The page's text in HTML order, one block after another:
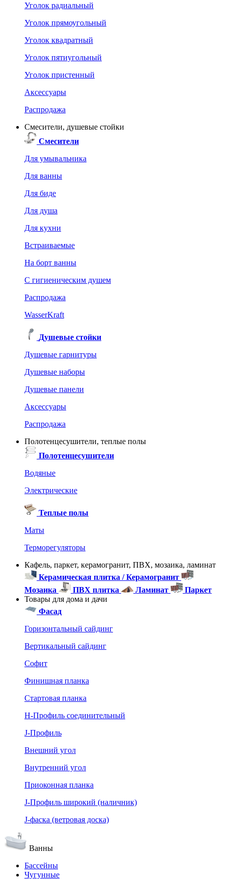
Уголок радиальный
Уголок прямоугольный
Уголок квадратный
Уголок пятиугольный
Уголок пристенный
Аксессуары
Распродажа
Смесители, душевые стойки
Смесители
Для умывальника
Для ванны
Для биде
Для душа
Для кухни
Встраиваемые
На борт ванны
C гигиеническим душем
Распродажа
WasserKraft
Душевые стойки
Душевые гарнитуры
Душевые наборы
Душевые панели
Аксессуары
Распродажа
Полотенцесушители, теплые полы
Полотенцесушители
Водяные
Электрические
Теплые полы
Маты
Терморегуляторы
Кафель, паркет, керамогранит, ПВХ, мозаика, ламинат
Керамическая плитка / Керамогранит
Мозаика
ПВХ плитка Ламинат
Паркет
Товары для дома и дачи
Фасад
Горизонтальный сайдинг
Вертикальный сайдинг
Софит
Финишная планка
Стартовая планка
Н-Профиль соединительный
J-Профиль
Внешний угол
Внутренний угол
Приоконная планка
J-Профиль широкий (наличник)
J-фаска (ветровая доска)
Ванны
Бассейны
Чугунные